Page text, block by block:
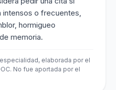
o frecuentes,
hormigueo
memoria.
elaborada por el
No fue aportada por el